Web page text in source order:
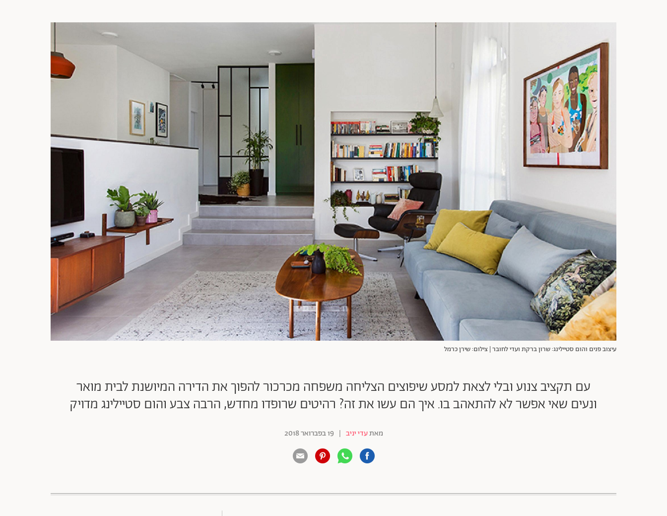
עיצוב פנים והום סטיילינג: שרון ברקת ועדי לחובר | צילום: שירן כרמל
עם תקציב צנוע ובלי לצאת למסע שיפוצים הצליחה משפחה מכרכור להפוך את הדירה המיושנת לבית מואר
ונעים שאי אפשר לא להתאהב בו. איך הם עשו את זה? רהיטים שרופדו מחדש, הרבה צבע והום סטיילינג מדויק
מאתעדי יניב | 19 בפברואר 2018